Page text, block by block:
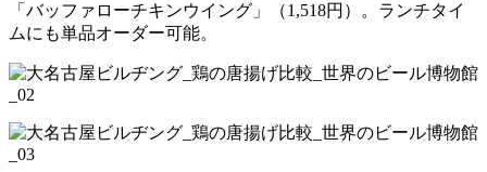
「バッファローチキンウイング」（1,518円）。ランチタイ
ムにも単品オーダー可能。